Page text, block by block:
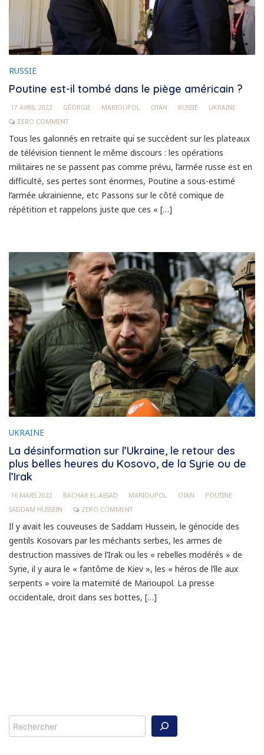
RUSSIE
Poutine est-il tombé dans le piège américain ?
17 AVRIL 2022 GÉORGIE MARIOUPOL OTAN RUSSIE
UKRAINE
ZERO COMMENT
Tous les galonnés en retraite qui se succèdent sur les plateaux
de télévision tiennent le même discours : les opérations
militaires ne se passent pas comme prévu, l’armée russe est en
difficulté, ses pertes sont énormes, Poutine a sous-estimé
l’armée ukrainienne, etc Passons sur le côté comique de
répétition et rappelons juste que ces « […]
UKRAINE
La désinformation sur l’Ukraine, le retour des
plus belles heures du Kosovo, de la Syrie ou de
l’Irak
16 MARS 2022 BACHAR EL-ASSAD MARIOUPOL OTAN
POUTINE
SADDAM HUSSEIN
ZERO COMMENT
Il y avait les couveuses de Saddam Hussein, le génocide des
gentils Kosovars par les méchants serbes, les armes de
destruction massives de l’Irak ou les « rebelles modérés » de
Syrie, il y aura le « fantôme de Kiev », les « héros de l’île aux
serpents » voire la maternité de Marioupol. La presse
occidentale, droit dans ses bottes, […]
Rechercher